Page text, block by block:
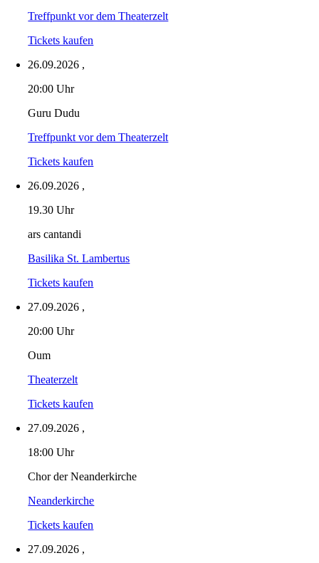
Treffpunkt vor dem Theaterzelt
Tickets kaufen
26.09.2026 ,
20:00 Uhr
Guru Dudu
Treffpunkt vor dem Theaterzelt
Tickets kaufen
26.09.2026 ,
19.30 Uhr
ars cantandi
Basilika St. Lambertus
Tickets kaufen
27.09.2026 ,
20:00 Uhr
Oum
Theaterzelt
Tickets kaufen
27.09.2026 ,
18:00 Uhr
Chor der Neanderkirche
Neanderkirche
Tickets kaufen
27.09.2026 ,